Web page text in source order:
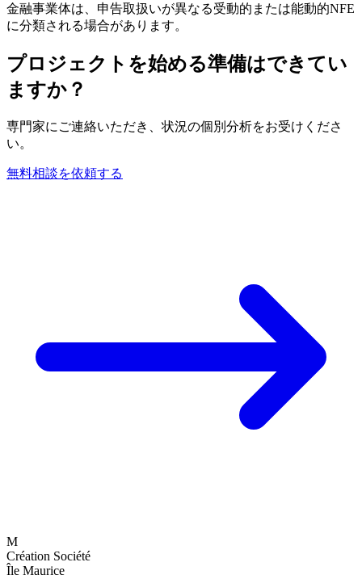
金融事業体は、申告取扱いが異なる受動的または能動的NFE
に分類される場合があります。
プロジェクトを始める準備はできてい
ますか？
専門家にご連絡いただき、状況の個別分析をお受けくださ
い。
無料相談を依頼する
M
Création Société
Île Maurice